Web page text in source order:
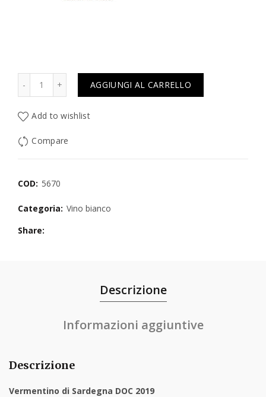
AGGIUNGI AL CARRELLO
Add to wishlist
Compare
COD: 5670
Categoria: Vino bianco
Share
Descrizione
Informazioni aggiuntive
Descrizione
Vermentino di Sardegna DOC 2019